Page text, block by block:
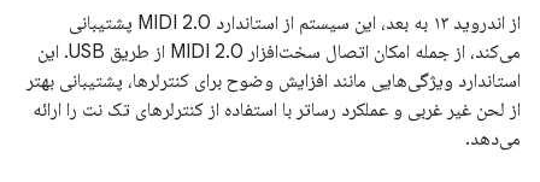
از اندروید ۱۳ به بعد، این سیستم از استاندارد MIDI 2.0 پشتیبانی
می‌کند، از جمله امکان اتصال سخت‌افزار MIDI 2.0 از طریق USB. این
استاندارد ویژگی‌هایی مانند افزایش وضوح برای کنترلرها، پشتیبانی بهتر
از لحن غیر غربی و عملکرد رساتر با استفاده از کنترلرهای تک نت را ارائه
می‌دهد.